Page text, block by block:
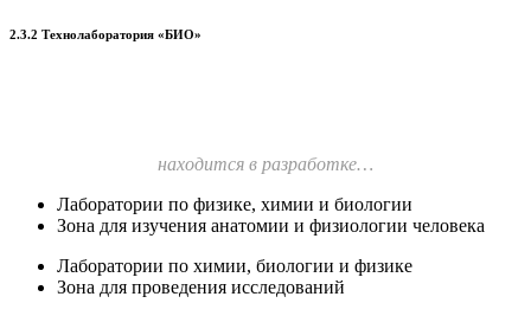
2.3.2 Технолаборатория «БИО»
находится в разработке…
Лаборатории по физике, химии и биологии
Зона для изучения анатомии и физиологии человека
Лаборатории по химии, биологии и физике
Зона для проведения исследований